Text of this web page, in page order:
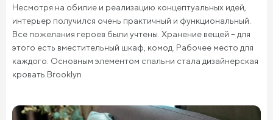
Несмотря на обилие и реализацию концептуальных идей,
интерьер получился очень практичный и функциональный.
Все пожелания героев были учтены. Хранение вещей – для
этого есть вместительный шкаф, комод. Рабочее место для
каждого. Основным элементом спальни стала дизайнерская
кровать Brooklyn